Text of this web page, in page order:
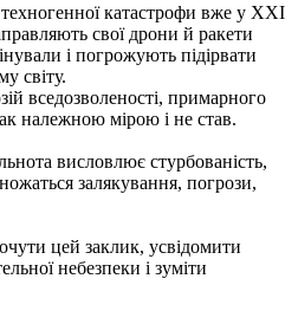
катастрофи вже у ХХІ
свої дрони й ракети
і погрожують підірвати
світу.
вседозволеності, примарного
належною мірою і не став.
висловлює стурбованість,
залякування, погрози,
цей заклик, усвідомити
небезпеки і зуміти